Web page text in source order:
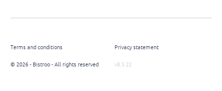
Terms and conditions Privacy statement
© 2026 - Bistroo - All rights reserved v8.3.22